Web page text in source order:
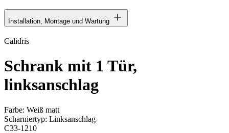
Installation, Montage und Wartung
Calidris
Schrank mit 1 Tür,
linksanschlag
Farbe: Weiß matt
Scharniertyp: Linksanschlag
C33-1210